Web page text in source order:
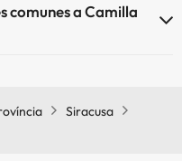
comunes a Camilla
Siracusa